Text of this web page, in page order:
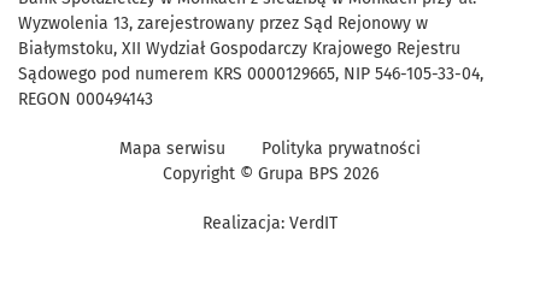
Wyzwolenia 13, zarejestrowany przez Sąd Rejonowy w
Białymstoku, XII Wydział Gospodarczy Krajowego Rejestru
Sądowego pod numerem KRS 0000129665, NIP 546-105-33-04,
REGON 000494143
Realizacja: VerdIT
Mapa serwisu
Polityka prywatności
Copyright © Grupa BPS 2026